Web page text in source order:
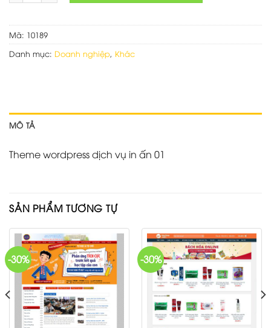
Mã: 10189
Danh mục: Doanh nghiệp, Khác
MÔ TẢ
Theme wordpress dịch vụ in ấn 01
SẢN PHẨM TƯƠNG TỰ
-30% -30%